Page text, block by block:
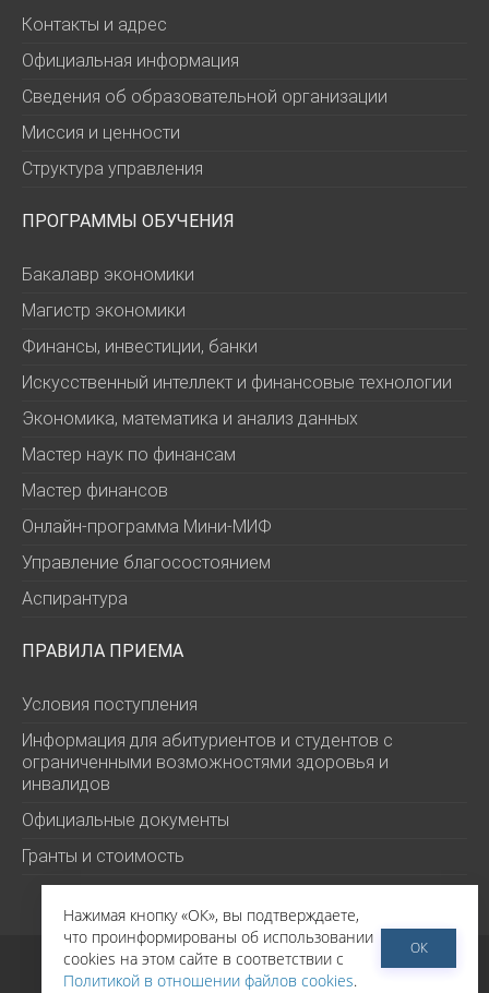
Контакты и адрес
Официальная информация
Сведения об образовательной организации
Миссия и ценности
Структура управления
ПРОГРАММЫ ОБУЧЕНИЯ
Бакалавр экономики
Магистр экономики
Финансы, инвестиции, банки
Искусственный интеллект и финансовые технологии
Экономика, математика и анализ данных
Мастер наук по финансам
Мастер финансов
Онлайн-программа Мини-МИФ
Управление благосостоянием
Аспирантура
ПРАВИЛА ПРИЕМА
Условия поступления
Информация для абитуриентов и студентов с
ограниченными возможностями здоровья и
инвалидов
Официальные документы
Гранты и стоимость
© РЭШ 2026
Политика обработки персональных данных
Политика в отношении файлов cookies
Нажимая кнопку «ОК», вы подтверждаете,
что проинформированы об использовании
cookies на этом сайте в соответствии с
Политикой в отношении файлов cookies.
ОК